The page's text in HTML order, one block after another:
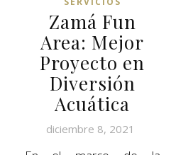
Zamá Fun
Area: Mejor
Proyecto en
Diversión
Acuática
diciembre 8, 2021